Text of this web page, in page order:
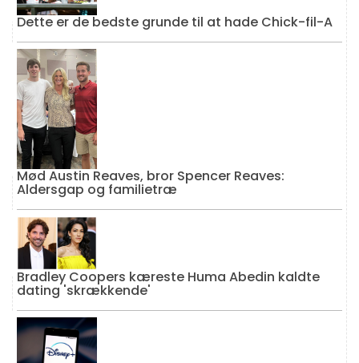
Dette er de bedste grunde til at hade Chick-fil-A
Mød Austin Reaves, bror Spencer Reaves:
Aldersgap og familietræ
Bradley Coopers kæreste Huma Abedin kaldte
dating 'skrækkende'